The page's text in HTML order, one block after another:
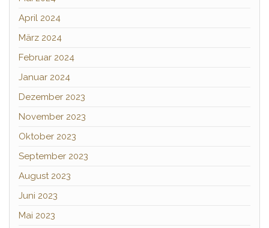
April 2024
März 2024
Februar 2024
Januar 2024
Dezember 2023
November 2023
Oktober 2023
September 2023
August 2023
Juni 2023
Mai 2023